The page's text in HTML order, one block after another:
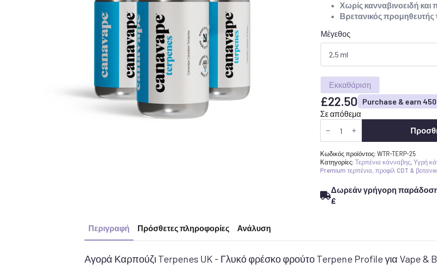
έως
£
Χωρίς κανναβινοειδή και
Βρετανικός προμηθευτής
Μέγεθος
Εκκαθάριση
£22.50
Purchase & earn
Σε απόθεμα
Αγοράστε
καρπούζι
-
Γλυκό
φρέσκα
Terpene
Profile
ποσότητα
Κωδικός προϊόντος: WTR-TERP-25
Κατηγορίες: Τερπένια κάνναβης,Υγρή
Premium τερπένια, προφίλ CDT &
Δωρεάν γρήγορη παράδοση
£
Περιγραφή Πρόσθετες πληροφορίες Ανάλυση
Αγορά Καρπούζι Terpenes UK - Γλυκό φρέσκο φρούτο Terpene Profile για Vape &